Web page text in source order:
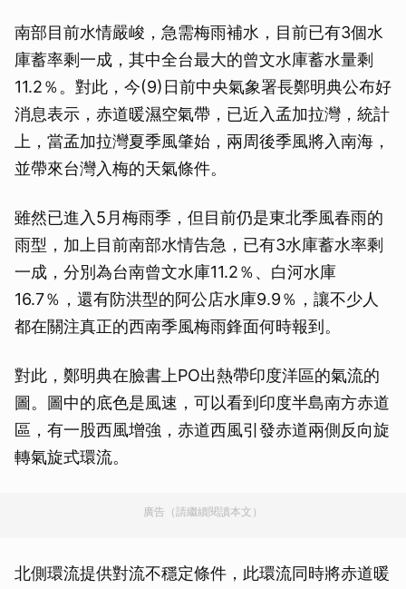
南部目前水情嚴峻，急需梅雨補水，目前已有3個水
庫蓄率剩一成，其中全台最大的曾文水庫蓄水量剩
11.2％。對此，今(9)日前中央氣象署長鄭明典公布好
消息表示，赤道暖濕空氣帶，已近入孟加拉灣，統計
上，當孟加拉灣夏季風肇始，兩周後季風將入南海，
並帶來台灣入梅的天氣條件。
雖然已進入5月梅雨季，但目前仍是東北季風春雨的
雨型，加上目前南部水情告急，已有3水庫蓄水率剩
一成，分別為台南曾文水庫11.2％、白河水庫
16.7％，還有防洪型的阿公店水庫9.9％，讓不少人
都在關注真正的西南季風梅雨鋒面何時報到。
對此，鄭明典在臉書上PO出熱帶印度洋區的氣流的
圖。圖中的底色是風速，可以看到印度半島南方赤道
區，有一股西風增強，赤道西風引發赤道兩側反向旋
轉氣旋式環流。
廣告（請繼續閱讀本文）
北側環流提供對流不穩定條件，此環流同時將赤道暖